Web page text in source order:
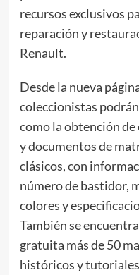
recursos exclusivos
reparación y
Renault.
Desde la nueva
coleccionistas
como la obtención
y documentos de
clásicos, con
número de bastidor,
colores y
También se
gratuita más de 50
históricos y